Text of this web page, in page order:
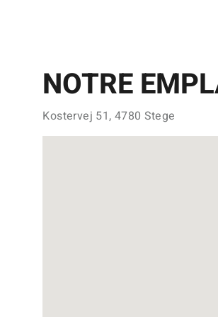
NOTRE
Kostervej 51, 4780 Stege